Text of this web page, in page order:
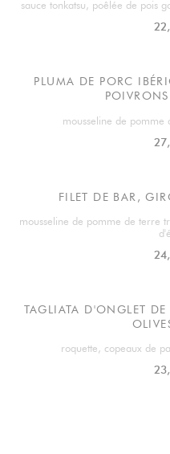
sauce tonkatsu, poêlée de pois
PLUMA DE PORC
mousseline de
FILET DE BAR,
mousseline de pomme de terre
TAGLIATA D'ONGLET
roquette, copeaux de